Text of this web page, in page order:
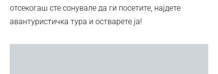
отсекогаш сте сонувале да ги посетите, најдете
авантуристичка тура и остварете ја!